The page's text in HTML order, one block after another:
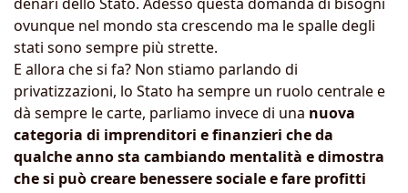
denari dello Stato. Adesso questa domanda di bisogni
ovunque nel mondo sta crescendo ma le spalle degli
stati sono sempre più strette.
E allora che si fa? Non stiamo parlando di
privatizzazioni, lo Stato ha sempre un ruolo centrale e
dà sempre le carte, parliamo invece di una nuova
categoria di imprenditori e finanzieri che da
qualche anno sta cambiando mentalità e dimostra
che si può creare benessere sociale e fare profitti